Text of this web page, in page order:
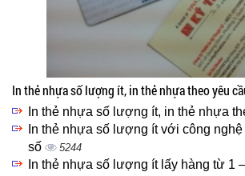
In thẻ nhựa số lượng ít, in thẻ nhựa theo yêu
In thẻ nhựa số lượng ít, in thẻ nhựa
In thẻ nhựa số lượng ít với công
số
5244
In thẻ nhựa số lượng ít lấy hàng từ 1